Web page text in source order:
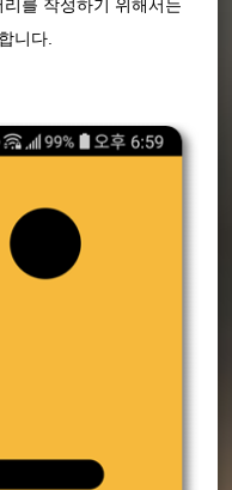
를 작성하기 위해서는
니다.